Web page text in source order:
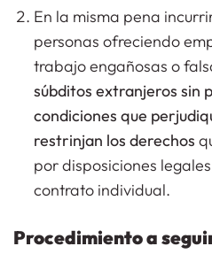
En la misma pena
personas ofreciendo
trabajo engañosas o
súbditos extranjeros sin
condiciones que
restrinjan los derechos
por disposiciones
contrato individual.
Procedimiento a